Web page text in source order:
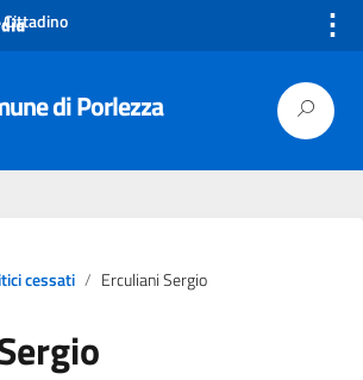
⋮
di Porlezza
cessati Erculiani Sergio